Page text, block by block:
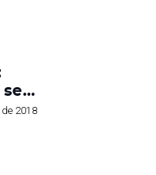
se…
2018